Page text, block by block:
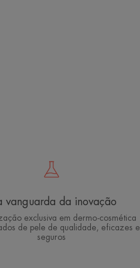
vanguarda da inovação
exclusiva em dermo-cosmética
de pele de qualidade, eficazes e
seguros